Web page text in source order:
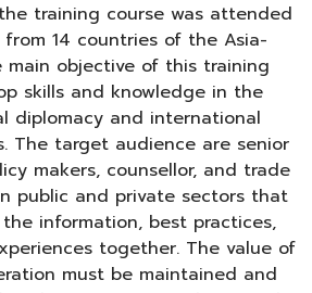
training course was attended
14 countries of the Asia-
main objective of this training
skills and knowledge in the
diplomacy and international
The target audience are senior
makers, counsellor, and trade
public and private sectors that
information, best practices,
together. The value of
must be maintained and